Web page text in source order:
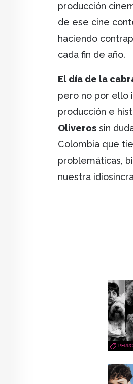
producción
de ese cine
haciendo
cada fin de año.
El día de la
pero no por ello
producción e
Oliveros sin
Colombia que
problemáticas,
nuestra